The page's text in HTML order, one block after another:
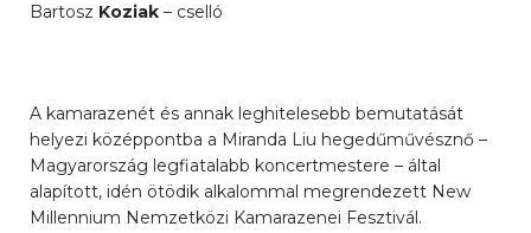
Bartosz Koziak – cselló
A kamarazenét és annak leghitelesebb bemutatását
helyezi középpontba a Miranda Liu hegedűművésznő –
Magyarország legfiatalabb koncertmestere – által
alapított, idén ötödik alkalommal megrendezett New
Millennium Nemzetközi Kamarazenei Fesztivál.